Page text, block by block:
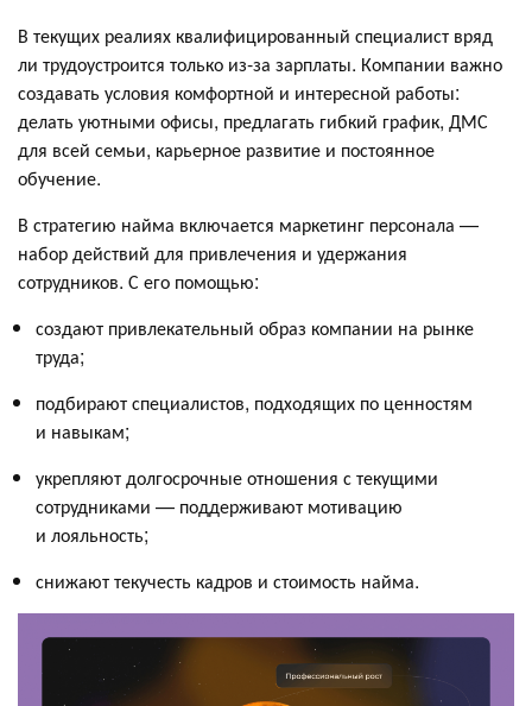
В текущих реалиях квалифицированный специалист вряд
ли трудоустроится только из-за зарплаты. Компании важно
создавать условия комфортной и интересной работы:
делать уютными офисы, предлагать гибкий график, ДМС
для всей семьи, карьерное развитие и постоянное
обучение.
В стратегию найма включается маркетинг персонала —
набор действий для привлечения и удержания
сотрудников. С его помощью:
создают привлекательный образ компании на рынке
труда;
подбирают специалистов, подходящих по ценностям
и навыкам;
укрепляют долгосрочные отношения с текущими
сотрудниками — поддерживают мотивацию
и лояльность;
снижают текучесть кадров и стоимость найма.